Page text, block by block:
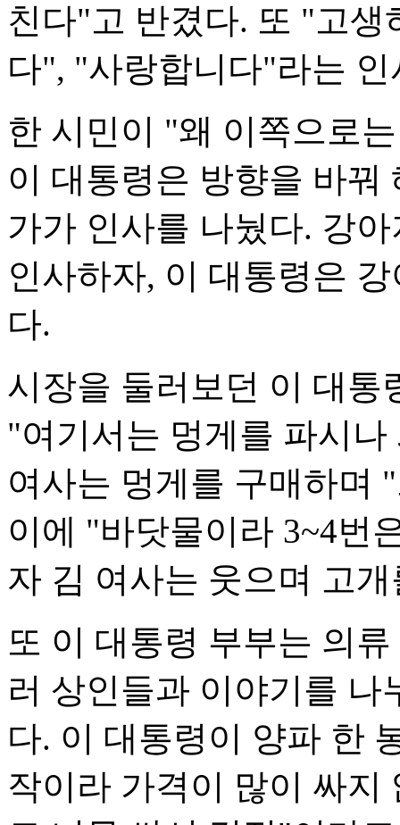
친다"고 반겼다. 또 "고
다", "사랑합니다"라는
한 시민이 "왜 이쪽으로
이 대통령은 방향을 바꿔
가가 인사를 나눴다. 강
인사하자, 이 대통령은
다.
시장을 둘러보던 이 대통
"여기서는 멍게를 파시
여사는 멍게를 구매하며
이에 "바닷물이라 3~4번
자 김 여사는 웃으며 고
또 이 대통령 부부는 의
러 상인들과 이야기를
다. 이 대통령이 양파 한
작이라 가격이 많이 싸